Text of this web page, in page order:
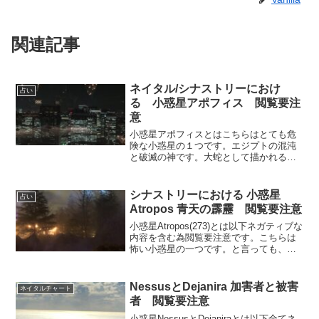
関連記事
占い
ネイタル/シナストリーにおけ
る 小惑星アポフィス 閲覧要注
意
小惑星アポフィスとはこちらはとても危
険な小惑星の１つです。エジプトの混沌
と破滅の神です。大蛇として描かれる事
しかしその太陽と常に戦っています。つ
まり光を遮る、飲み込む星...
占い
シナストリーにおける 小惑星
Atropos 青天の霹靂 閲覧要注意
小惑星Atropos(273)とは以下ネガティブな
内容を含む為閲覧要注意です。こちらは
怖い小惑星の一つです。と言っても、悪
のは全ての終局です。Atroposは不可避と
い...
ネイタルチャート
NessusとDejanira 加害者と被害
者 閲覧要注意